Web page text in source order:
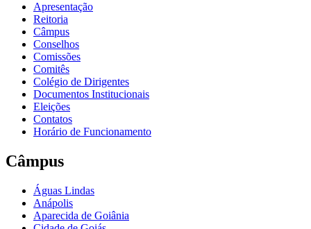
Apresentação
Reitoria
Câmpus
Conselhos
Comissões
Comitês
Colégio de Dirigentes
Documentos Institucionais
Eleições
Contatos
Horário de Funcionamento
Câmpus
Águas Lindas
Anápolis
Aparecida de Goiânia